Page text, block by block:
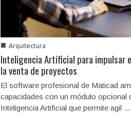
■ Arquitectura
Inteligencia Artificial para impulsar
la venta de proyectos
El software profesional de Maticad
capacidades con un módulo opcional
Inteligencia Artificial que permite agil ...